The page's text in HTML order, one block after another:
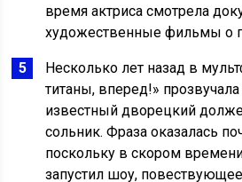
время актриса смотрела
художественные фильмы о
Несколько лет назад в
титаны, вперед!»
известный дворецкий
сольник. Фраза оказалась
поскольку в скором
запустил шоу,